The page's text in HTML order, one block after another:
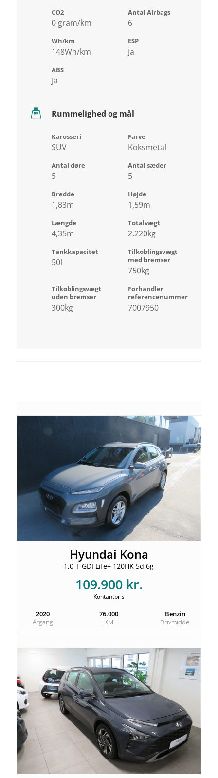
CO2
0 gram/km
Antal Airbags
6
Wh/km
148Wh/km
ESP
Ja
ABS
Ja
Rummelighed og mål
Karosseri
SUV
Farve
Koksmetal
Antal døre
5
Antal sæder
5
Bredde
1,83m
Højde
1,59m
Længde
4,35m
Totalvægt
2.220kg
Tankkapacitet
50l
Tilkoblingsvægt
med bremser
750kg
Tilkoblingsvægt
uden bremser
300kg
Forhandler
referencenummer
7007950
Hyundai Kona
1,0 T-GDI Life+ 120HK 5d 6g
109.900 kr.
Kontantpris
2020
Årgang
76.000
KM
Benzin
Drivmiddel